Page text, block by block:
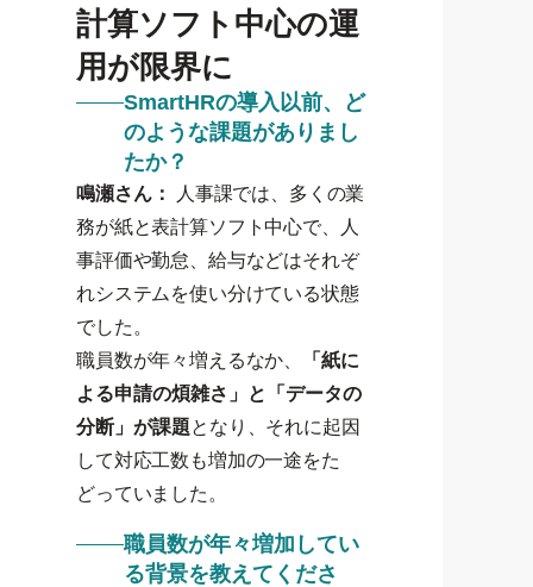
計算ソフト中心の運
用が限界に
SmartHRの導入以前、ど
のような課題がありまし
たか？
鳴瀬さん：
人事課では、多くの業
務が紙と表計算ソフト中心で、人
事評価や勤怠、給与などはそれぞ
れシステムを使い分けている状態
でした。
職員数が年々増えるなか、
「紙に
よる申請の煩雑さ」と「データの
分断」が課題となり、それに起因
して対応工数も増加の一途をた
どっていました。
職員数が年々増加してい
る背景を教えてくださ